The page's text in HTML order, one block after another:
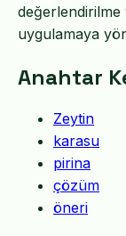
değerlendirilme
uygulamaya
Anahtar
Zeytin
karasu
pirina
çözüm
öneri